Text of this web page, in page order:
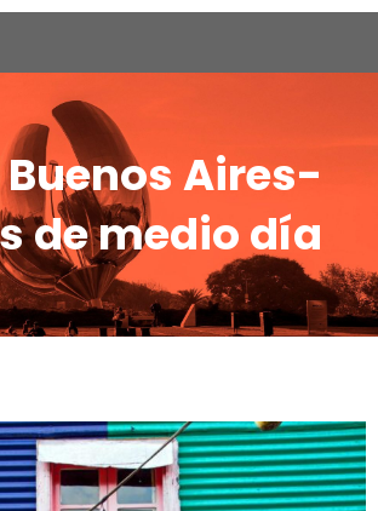
Buenos Aires-
de medio día